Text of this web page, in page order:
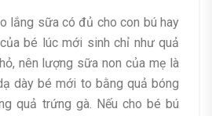
lắng sữa có đủ cho con bú hay
bé lúc mới sinh chỉ như quả
nên lượng sữa non của mẹ là
dày bé mới to bằng quả bóng
quả trứng gà. Nếu cho bé bú